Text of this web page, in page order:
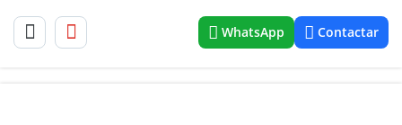
WhatsApp Contactar